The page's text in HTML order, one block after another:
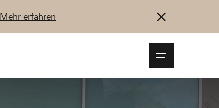
Mehr erfahren